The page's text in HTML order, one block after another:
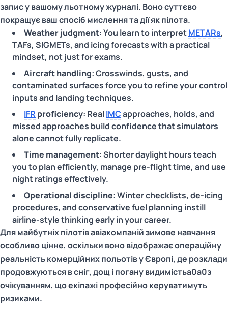
запис у вашому льотному журналі. Воно суттєво
покращує ваш спосіб мислення та дії як пілота.
Weather judgment: You learn to interpretMETARs,
TAFs, SIGMETs, and icing forecasts with a practical
mindset, not just for exams.
Aircraft handling: Crosswinds, gusts, and
contaminated surfaces force you to refine your control
inputs and landing techniques.
IFR proficiency: RealIMCapproaches, holds, and
missed approaches build confidence that simulators
alone cannot fully replicate.
Time management: Shorter daylight hours teach
you to plan efficiently, manage pre-flight time, and use
night ratings effectively.
Operational discipline: Winter checklists, de-icing
procedures, and conservative fuel planning instill
airline-style thinking early in your career.
Для майбутніх пілотів авіакомпаній зимове навчання
особливо цінне, оскільки воно відображає операційну
реальність комерційних польотів у Європі, де розклади
продовжуються в сніг, дощ і погану видимістьa0a0з
очікуванням, що екіпажі професійно керуватимуть
ризиками.